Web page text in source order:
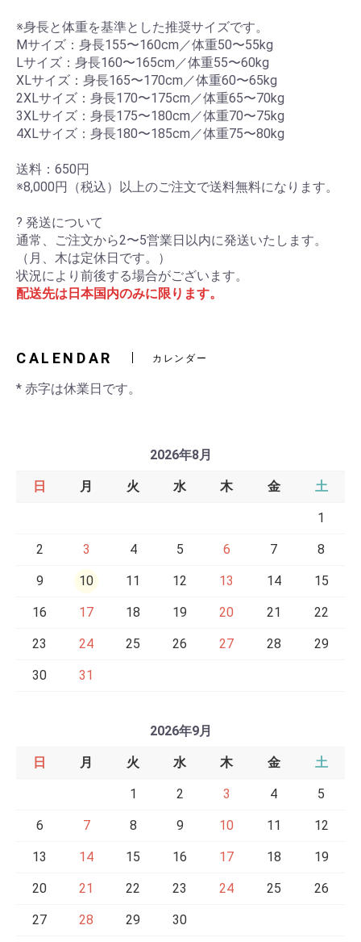
※身長と体重を基準とした推奨サイズです。
Mサイズ：身長155〜160cm／体重50〜55kg
Lサイズ：身長160〜165cm／体重55〜60kg
XLサイズ：身長165〜170cm／体重60〜65kg
2XLサイズ：身長170〜175cm／体重65〜70kg
3XLサイズ：身長175〜180cm／体重70〜75kg
4XLサイズ：身長180〜185cm／体重75〜80kg
送料：650円
※8,000円（税込）以上のご注文で送料無料になります。
? 発送について
通常、ご注文から2〜5営業日以内に発送いたします。
（月、木は定休日です。）
状況により前後する場合がございます。
配送先は日本国内のみに限ります。
CALENDAR カレンダー
* 赤字は休業日です。
2026年8月
日 月 火 水 木 金 土
1
2 3 4 5 6 7 8
9 10 11 12 13 14 15
16 17 18 19 20 21 22
23 24 25 26 27 28 29
30 31
2026年9月
日 月 火 水 木 金 土
1 2 3 4 5
6 7 8 9 10 11 12
13 14 15 16 17 18 19
20 21 22 23 24 25 26
27 28 29 30